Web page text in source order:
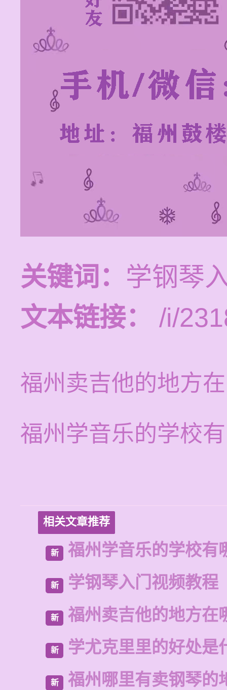
关键词： 学钢琴
文本链接：
/i/
福州卖吉他的地方
福州学音乐的学校
相关文章推荐
新 福州学音乐的学校有
新 学钢琴入门视频教程
新 福州卖吉他的地方在
新 学尤克里里的好处是
新 福州哪里有卖钢琴的